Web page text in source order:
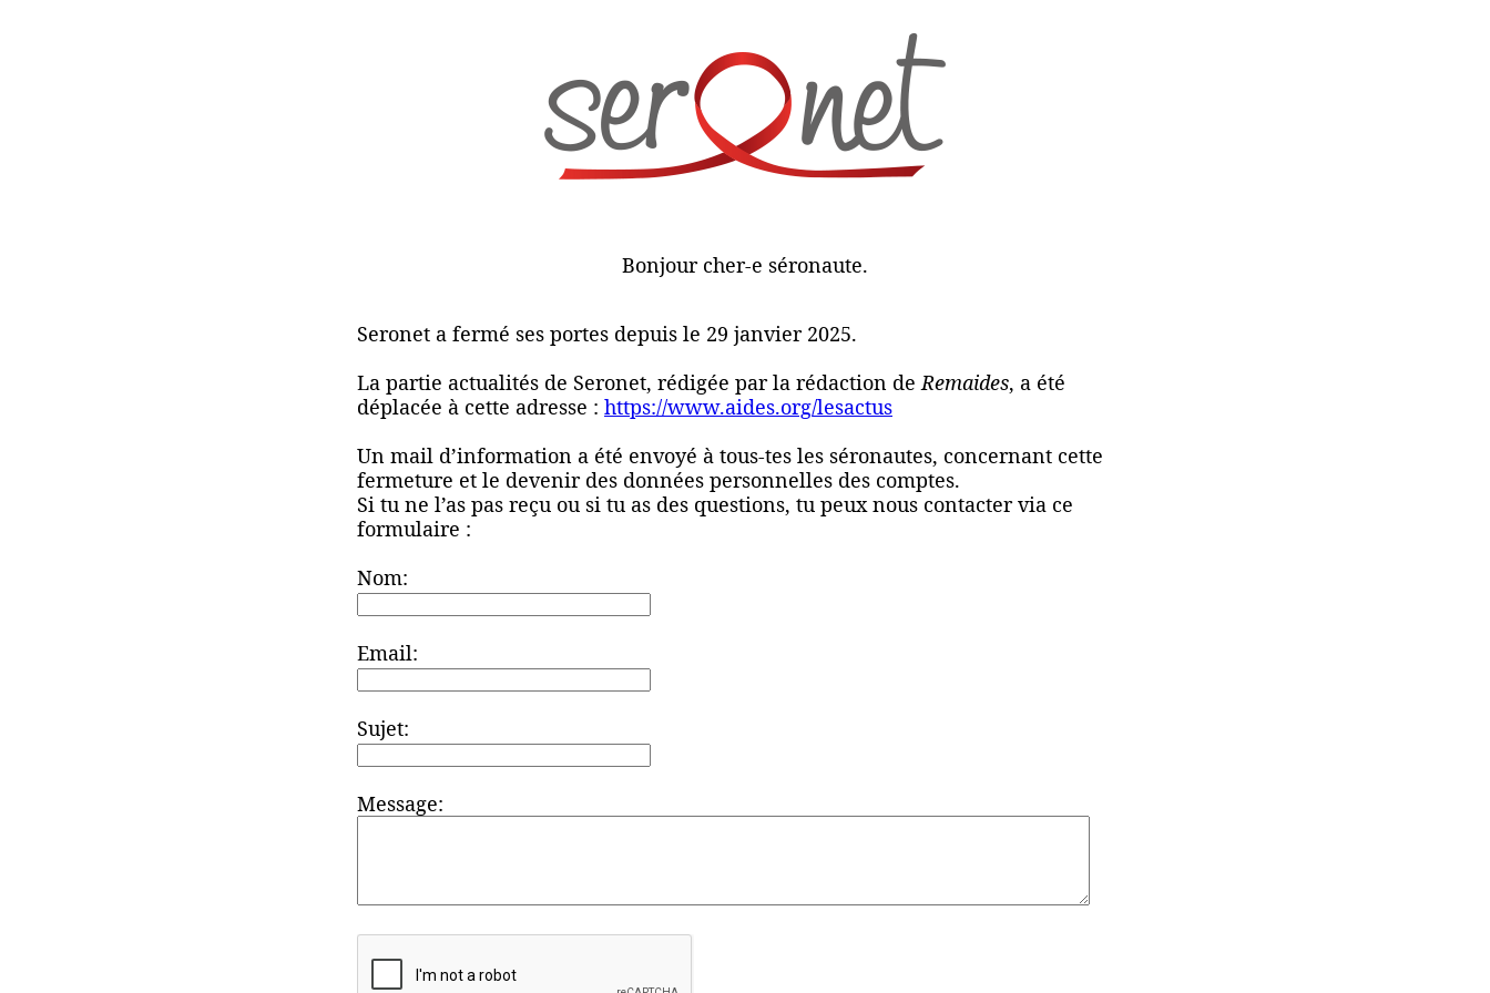
Bonjour cher-e séronaute.
Seronet a fermé ses portes depuis le 29 janvier 2025.
La partie actualités de Seronet, rédigée par la rédaction deRemaides, a été
déplacée à cette adresse : https://www.aides.org/lesactus
Un mail d’information a été envoyé à tous-tes les séronautes, concernant cette
fermeture et le devenir des données personnelles des comptes.
Si tu ne l’as pas reçu ou si tu as des questions, tu peux nous contacter via ce
formulaire :
Nom:
Email:
Sujet:
Message: